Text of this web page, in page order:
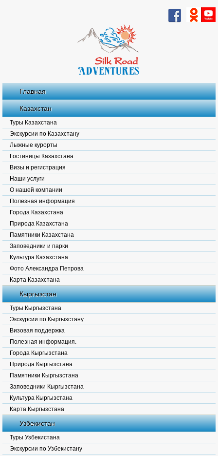
Главная
Казахстан
Туры Казахстана
Экскурсии по Казахстану
Лыжные курорты
Гостиницы Казахстана
Визы и регистрация
Наши услуги
О нашей компании
Полезная информация
Города Казахстана
Природа Казахстана
Памятники Казахстана
Заповедники и парки
Культура Казахстана
Фото Александра Петрова
Карта Казахстана
Кыргызстан
Туры Кыргызстана
Экскурсии по Кыргызстану
Визовая поддержка
Полезная информация.
Города Кыргызстана
Природа Кыргызстана
Памятники Кыргызстана
Заповедники Кыргызстана
Культура Кыргызстана
Карта Кыргызстана
Узбекистан
Туры Узбекистана
Экскурсии по Узбекистану